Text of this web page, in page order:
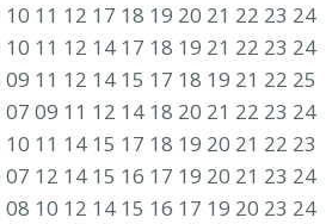
11 12 17 18 19 20 21 22 23 24
11 12 14 17 18 19 21 22 23 24
11 12 14 15 17 18 19 21 22 25
09 11 12 14 18 20 21 22 23 24
11 14 15 17 18 19 20 21 22 23
12 14 15 16 17 19 20 21 23 24
10 12 14 15 16 17 19 20 23 24